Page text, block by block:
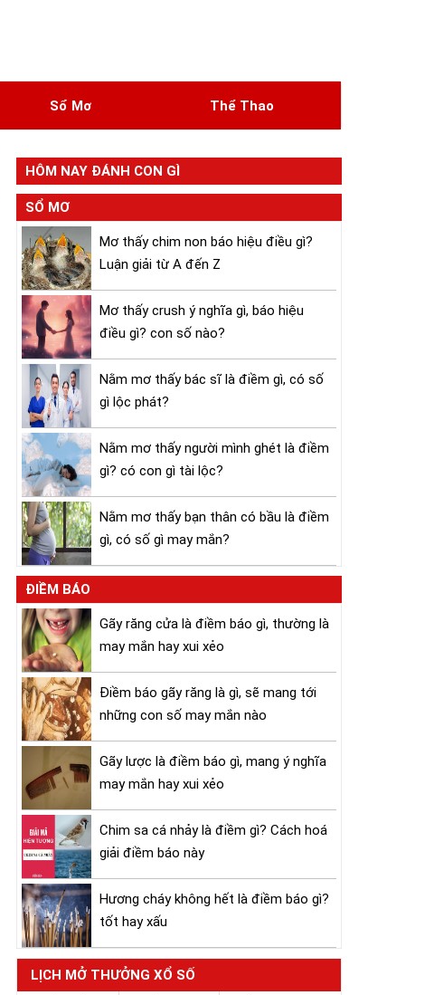
Sổ Mơ Thể Thao
HÔM NAY ĐÁNH CON GÌ
SỔ MƠ
Mơ thấy chim non báo hiệu điều gì?
Luận giải từ A đến Z
Mơ thấy crush ý nghĩa gì, báo hiệu
điều gì? con số nào?
Nằm mơ thấy bác sĩ là điềm gì, có số
gì lộc phát?
Nằm mơ thấy người mình ghét là điềm
gì? có con gì tài lộc?
Nằm mơ thấy bạn thân có bầu là điềm
gì, có số gì may mắn?
ĐIỀM BÁO
Gãy răng cửa là điềm báo gì, thường là
may mắn hay xui xẻo
Điềm báo gãy răng là gì, sẽ mang tới
những con số may mắn nào
Gãy lược là điềm báo gì, mang ý nghĩa
may mắn hay xui xẻo
Chim sa cá nhảy là điềm gì? Cách hoá
giải điềm báo này
Hương cháy không hết là điềm báo gì?
tốt hay xấu
LỊCH MỞ THƯỞNG XỔ SỐ